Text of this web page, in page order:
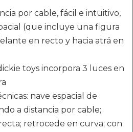
por cable, fácil e intuitivo,
(que incluye una figura
en recto y hacia atrá en
toys incorpora 3 luces en
nave espacial de
a distancia por cable;
retrocede en curva; con